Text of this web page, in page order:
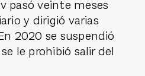
pasó veinte meses
y dirigió varias
2020 se suspendió
le prohibió salir del